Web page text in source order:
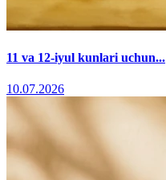
11 va 12-iyul kunlari uchun...
10.07.2026